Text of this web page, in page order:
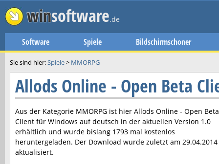
winsoftware.de
Software Spiele Bildschirmschoner
Sie sind hier:Spiele> MMORPG
Allods Online - Open Beta
Aus der Kategorie MMORPG ist hier Allods Online - Open Beta
Client für Windows auf deutsch in der aktuellen Version 1.0
erhältlich und wurde bislang 1793 mal kostenlos
heruntergeladen. Der Download wurde zuletzt am 29.04.2014
aktualisiert.